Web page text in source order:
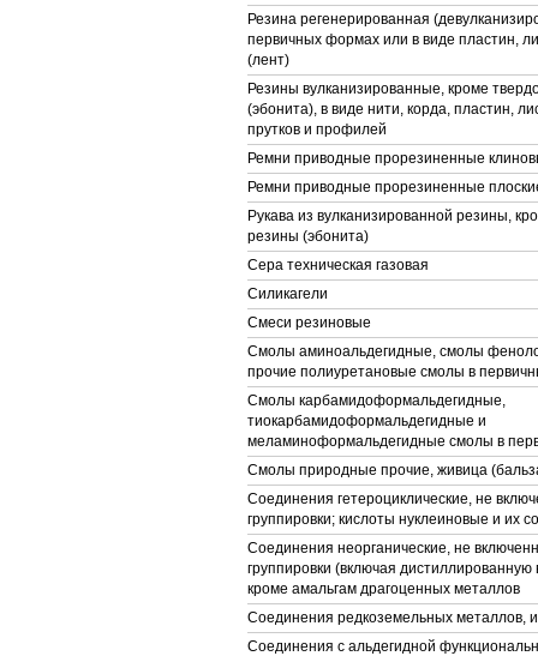
Резина регенерированная
первичных формах или в виде пластин,
(лент)
Резины вулканизированные, кроме
(эбонита), в виде нити, корда, пластин,
прутков и профилей
Ремни приводные прорезиненные
Ремни приводные прорезиненные
Рукава из вулканизированной резины,
резины (эбонита)
Сера техническая газовая
Силикагели
Смеси резиновые
Смолы аминоальдегидные, смолы
прочие полиуретановые смолы в
Смолы карбамидоформальдегидные,
тиокарбамидоформальдегидные и
меламиноформальдегидные смолы в
Смолы природные прочие, живица
Соединения гетероциклические, не
группировки; кислоты нуклеиновые и их
Соединения неорганические, не
группировки (включая
кроме амальгам драгоценных металлов
Соединения редкоземельных металлов,
Соединения с альдегидной